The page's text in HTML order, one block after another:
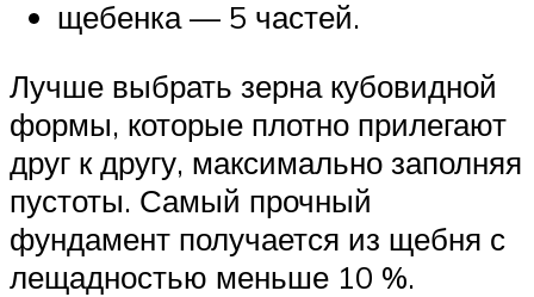
щебенка — 5 частей.
Лучше выбрать зерна кубовидной
формы, которые плотно прилегают
друг к другу, максимально заполняя
пустоты. Самый прочный
фундамент получается из щебня с
лещадностью меньше 10 %.